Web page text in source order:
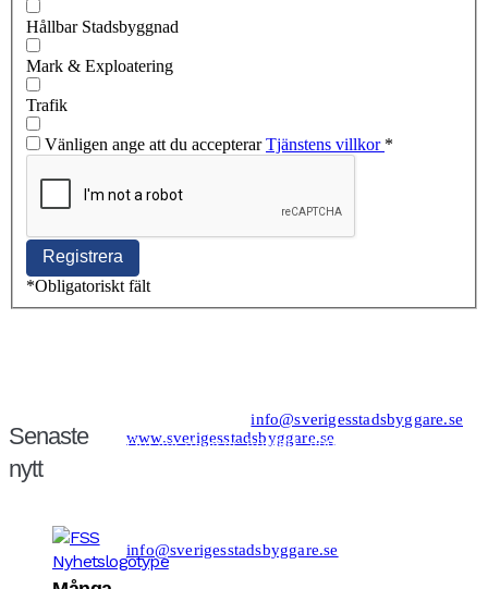
Hållbar Stadsbyggnad
Mark & Exploatering
Trafik
Vänligen ange att du accepterarTjänstens villkor *
*Obligatoriskt fält
Senaste
nytt
Tel: 08−20 19 85info@sverigesstadsbyggare.se
www.sverigesstadsbyggare.se
Organisationsnr: 802001−8001
info@sverigesstadsbyggare.se